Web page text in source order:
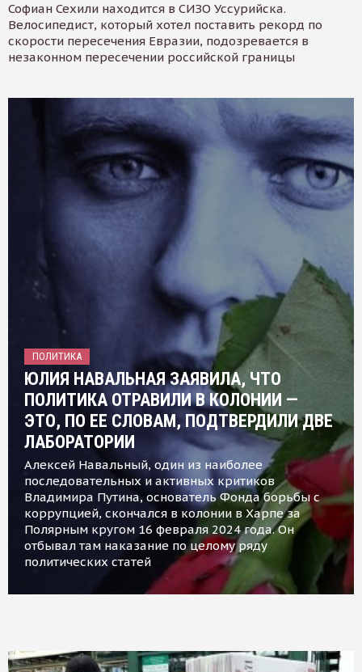
Софиан Сехили находится в СИЗО Уссурийска.
Велосипедист, который хотел поставить рекорд по
скорости пересечения Евразии, подозревается в
незаконном пересечении российской границы
ПОЛИТИКА
ЮЛИЯ НАВАЛЬНАЯ ЗАЯВИЛА, ЧТО
ПОЛИТИКА ОТРАВИЛИ В КОЛОНИИ —
ЭТО, ПО ЕЕ СЛОВАМ, ПОДТВЕРДИЛИ ДВЕ
ЛАБОРАТОРИИ
Алексей Навальный, один из наиболее
последовательных и активных критиков
Владимира Путина, основатель Фонда борьбы с
коррупцией, скончался в колонии в Харпе за
Полярным кругом 16 февраля 2024 года. Он
отбывал там наказание по целому ряду
политических статей